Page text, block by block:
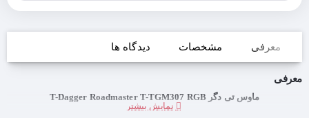
معرفی مشخصات دیدگاه ها
معرفی
ماوس تی دگر T-Dagger Roadmaster T-TGM307 RGB